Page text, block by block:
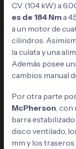
CV (104 kW) a
es de 184 Nma
a un motor de
cilindros.
la culata y una
Además posee
cambios manual
Por otra parte
McPherson, con
barra
disco ventilado,
mm y los